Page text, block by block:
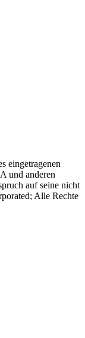
eingetragenen
und anderen
auf seine nicht
Alle Rechte